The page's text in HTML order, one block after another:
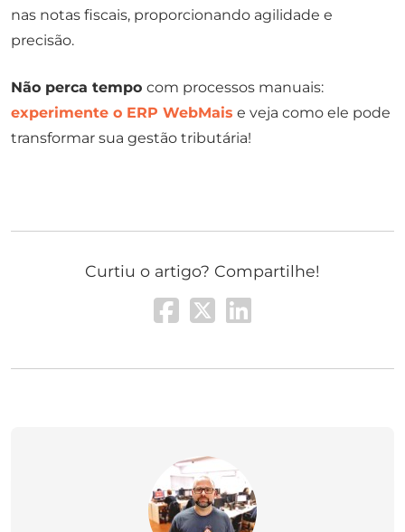
nas notas fiscais, proporcionando agilidade e
precisão.
Não perca tempo com processos manuais:
experimente o ERP WebMais e veja como ele pode
transformar sua gestão tributária!
Curtiu o artigo? Compartilhe!